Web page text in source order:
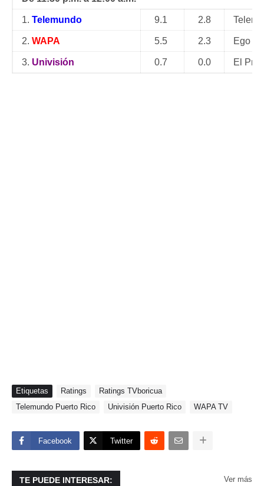
1. Telemundo 9.1 2.8
2. WAPA 5.5 2.3 Ego
3. Univisión 0.7 0.0 El
Etiquetas Ratings
Ratings TVboricua
Telemundo Puerto Rico
Univisión Puerto Rico WAPA TV
Facebook Twitter
TE PUEDE INTERESAR: Ver más